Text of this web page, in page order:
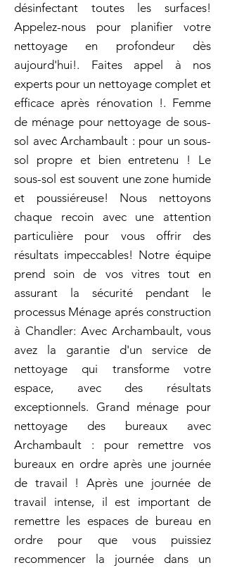
désinfectant toutes les surfaces!
Appelez-nous pour planifier votre
nettoyage en profondeur dès
aujourd'hui!. Faites appel à nos
experts pour un nettoyage complet et
efficace après rénovation !. Femme
de ménage pour nettoyage de sous-
sol avec Archambault : pour un sous-
sol propre et bien entretenu ! Le
sous-sol est souvent une zone humide
et poussiéreuse! Nous nettoyons
chaque recoin avec une attention
particulière pour vous offrir des
résultats impeccables! Notre équipe
prend soin de vos vitres tout en
assurant la sécurité pendant le
processus Ménage aprés construction
à Chandler: Avec Archambault, vous
avez la garantie d'un service de
nettoyage qui transforme votre
espace, avec des résultats
exceptionnels. Grand ménage pour
nettoyage des bureaux avec
Archambault : pour remettre vos
bureaux en ordre après une journée
de travail ! Après une journée de
travail intense, il est important de
remettre les espaces de bureau en
ordre pour que vous puissiez
recommencer la journée dans un